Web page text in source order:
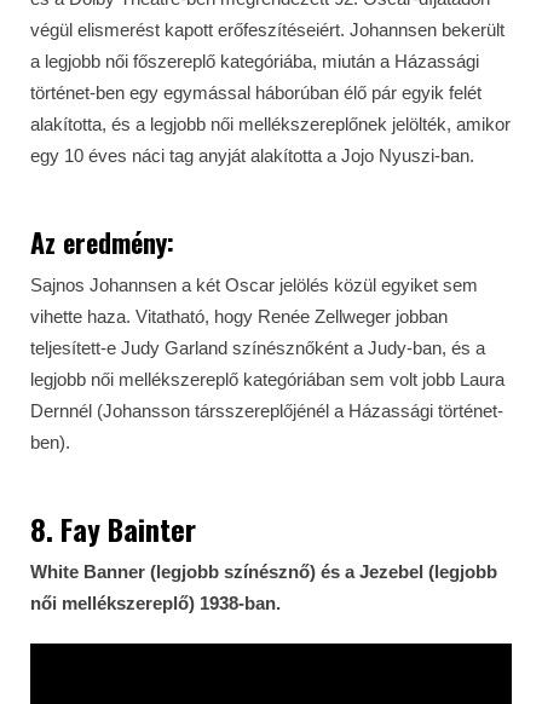
végül elismerést kapott erőfeszítéseiért. Johannsen bekerült
a legjobb női főszereplő kategóriába, miután a Házassági
történet-ben egy egymással háborúban élő pár egyik felét
alakította, és a legjobb női mellékszereplőnek jelölték, amikor
egy 10 éves náci tag anyját alakította a Jojo Nyuszi-ban.
Az eredmény:
Sajnos Johannsen a két Oscar jelölés közül egyiket sem
vihette haza. Vitatható, hogy Renée Zellweger jobban
teljesített-e Judy Garland színésznőként a Judy-ban, és a
legjobb női mellékszereplő kategóriában sem volt jobb Laura
Dernnél (Johansson társszereplőjénél a Házassági történet-
ben).
8. Fay Bainter
White Banner (legjobb színésznő) és a Jezebel (legjobb
női mellékszereplő) 1938-ban.